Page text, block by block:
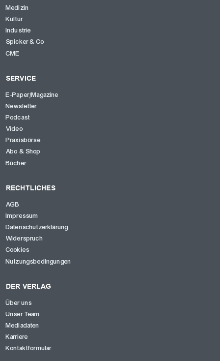
Medizin
Kultur
Industrie
Spicker & Co
CME
SERVICE
E-Paper/Magazine
Newsletter
Podcast
Video
Praxisbörse
Abo & Shop
Bücher
RECHTLICHES
AGB
Impressum
Datenschutzerklärung
Widerspruch
Cookies
Nutzungsbedingungen
DER VERLAG
Über uns
Unser Team
Mediadaten
Karriere
Kontaktformular